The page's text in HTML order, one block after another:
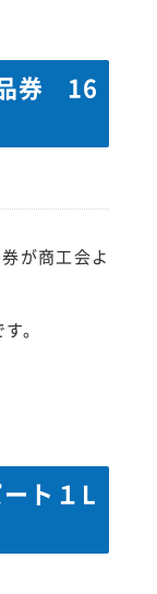
券 16
が商工会よ
。
ト１L